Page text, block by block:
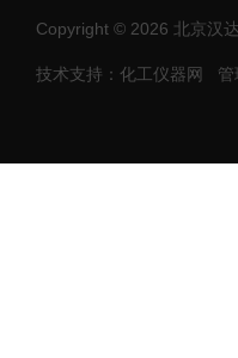
Copyright © 2026 北京汉
技术支持：化工仪器网